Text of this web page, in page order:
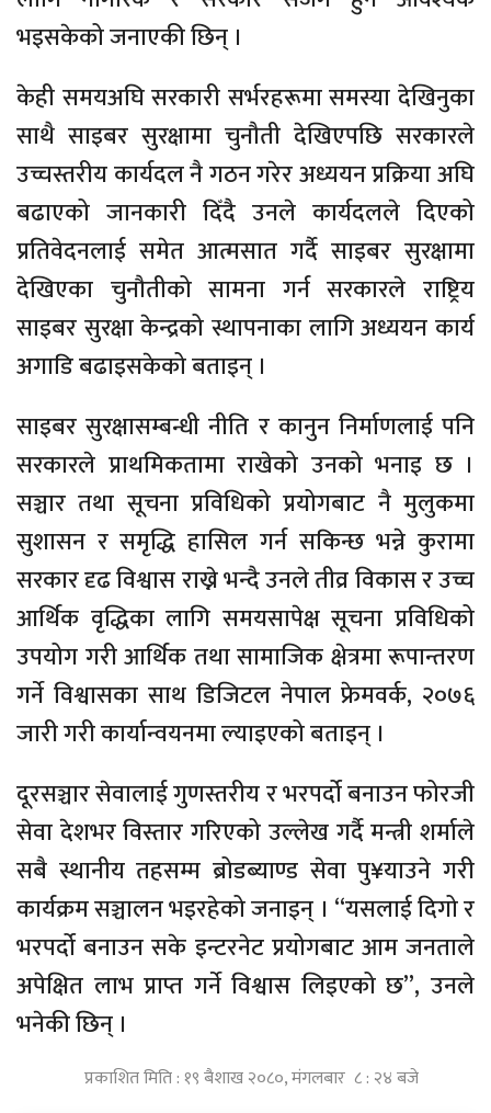
भइसकेको जनाएकी छिन् ।
केही समयअघि सरकारी सर्भरहरूमा समस्या देखिनुका
साथै साइबर सुरक्षामा चुनौती देखिएपछि सरकारले
उच्चस्तरीय कार्यदल नै गठन गरेर अध्ययन प्रक्रिया अघि
बढाएको जानकारी दिँदै उनले कार्यदलले दिएको
प्रतिवेदनलाई समेत आत्मसात गर्दै साइबर सुरक्षामा
देखिएका चुनौतीको सामना गर्न सरकारले राष्ट्रिय
साइबर सुरक्षा केन्द्रको स्थापनाका लागि अध्ययन कार्य
अगाडि बढाइसकेको बताइन् ।
साइबर सुरक्षासम्बन्धी नीति र कानुन निर्माणलाई पनि
सरकारले प्राथमिकतामा राखेको उनको भनाइ छ ।
सञ्चार तथा सूचना प्रविधिको प्रयोगबाट नै मुलुकमा
सुशासन र समृद्धि हासिल गर्न सकिन्छ भन्ने कुरामा
सरकार दृढ विश्वास राख्ने भन्दै उनले तीव्र विकास र उच्च
आर्थिक वृद्धिका लागि समयसापेक्ष सूचना प्रविधिको
उपयोग गरी आर्थिक तथा सामाजिक क्षेत्रमा रूपान्तरण
गर्ने विश्वासका साथ डिजिटल नेपाल फ्रेमवर्क, २०७६
जारी गरी कार्यान्वयनमा ल्याइएको बताइन् ।
दूरसञ्चार सेवालाई गुणस्तरीय र भरपर्दो बनाउन फोरजी
सेवा देशभर विस्तार गरिएको उल्लेख गर्दै मन्त्री शर्माले
सबै स्थानीय तहसम्म ब्रोडब्याण्ड सेवा पु¥याउने गरी
कार्यक्रम सञ्चालन भइरहेको जनाइन् । “यसलाई दिगो र
भरपर्दो बनाउन सके इन्टरनेट प्रयोगबाट आम जनताले
अपेक्षित लाभ प्राप्त गर्ने विश्वास लिइएको छ”, उनले
भनेकी छिन् ।
प्रकाशित मिति : १९ बैशाख २०८०, मंगलबार ८ : २४ बजे